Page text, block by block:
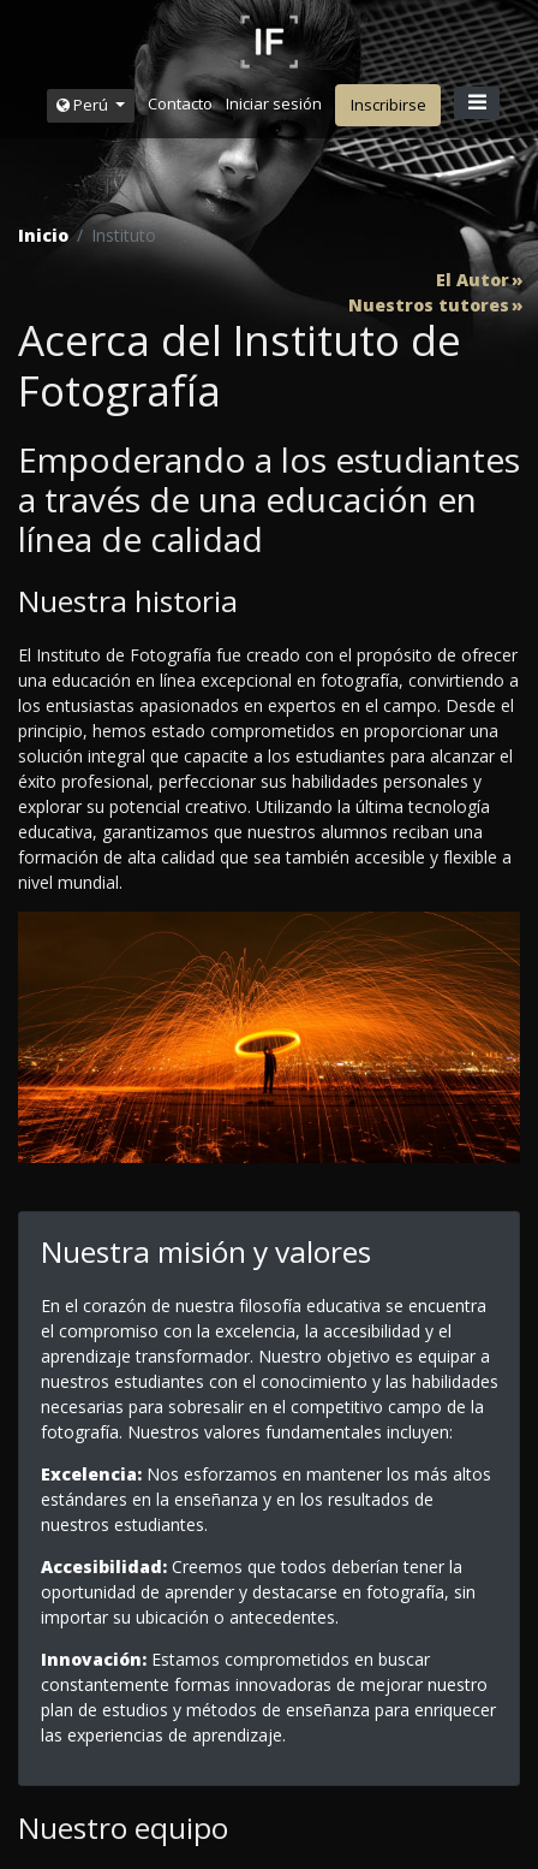
Perú Contacto Iniciar sesión Inscribirse
Inicio
Instituto
El Autor
Nuestros tutores
Acerca del Instituto de
Fotografía
Empoderando a los estudiantes
a través de una educación en
línea de calidad
Nuestra historia
El Instituto de Fotografía fue creado con el propósito de ofrecer
una educación en línea excepcional en fotografía, convirtiendo a
los entusiastas apasionados en expertos en el campo. Desde el
principio, hemos estado comprometidos en proporcionar una
solución integral que capacite a los estudiantes para alcanzar el
éxito profesional, perfeccionar sus habilidades personales y
explorar su potencial creativo. Utilizando la última tecnología
educativa, garantizamos que nuestros alumnos reciban una
formación de alta calidad que sea también accesible y flexible a
nivel mundial.
Nuestra misión y valores
En el corazón de nuestra filosofía educativa se encuentra
el compromiso con la excelencia, la accesibilidad y el
aprendizaje transformador. Nuestro objetivo es equipar a
nuestros estudiantes con el conocimiento y las habilidades
necesarias para sobresalir en el competitivo campo de la
fotografía. Nuestros valores fundamentales incluyen:
Excelencia:Nos esforzamos en mantener los más altos
estándares en la enseñanza y en los resultados de
nuestros estudiantes.
Accesibilidad:Creemos que todos deberían tener la
oportunidad de aprender y destacarse en fotografía, sin
importar su ubicación o antecedentes.
Innovación:Estamos comprometidos en buscar
constantemente formas innovadoras de mejorar nuestro
plan de estudios y métodos de enseñanza para enriquecer
las experiencias de aprendizaje.
Nuestro equipo